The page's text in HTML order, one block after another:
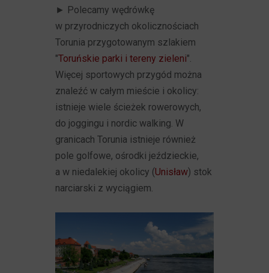
► Polecamy wędrówkę
w przyrodniczych okolicznościach
Torunia przygotowanym szlakiem
"Toruńskie parki i tereny zieleni".
Więcej sportowych przygód można
znaleźć w całym mieście i okolicy:
istnieje wiele ścieżek rowerowych,
do joggingu i nordic walking. W
granicach Torunia istnieje również
pole golfowe, ośrodki jeździeckie,
a w niedalekiej okolicy (Unisław) stok
narciarski z wyciągiem.